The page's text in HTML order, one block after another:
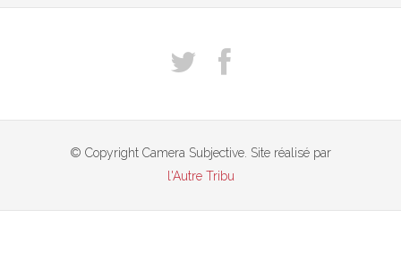
© Copyright Camera Subjective. Site réalisé par
l'Autre Tribu